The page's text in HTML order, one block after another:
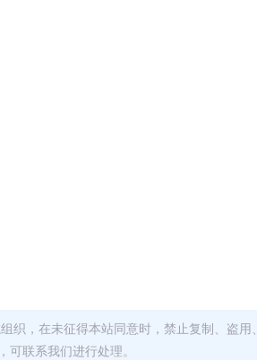
织，在未征得本站同意时，禁止复制、盗用
联系我们进行处理。